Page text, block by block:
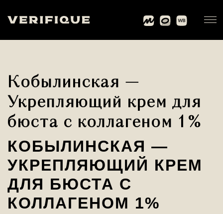
Кобылинская —
Укрепляющий крем для
бюста с коллагеном 1%
КОБЫЛИНСКАЯ —
УКРЕПЛЯЮЩИЙ КРЕМ
ДЛЯ БЮСТА С
КОЛЛАГЕНОМ 1%